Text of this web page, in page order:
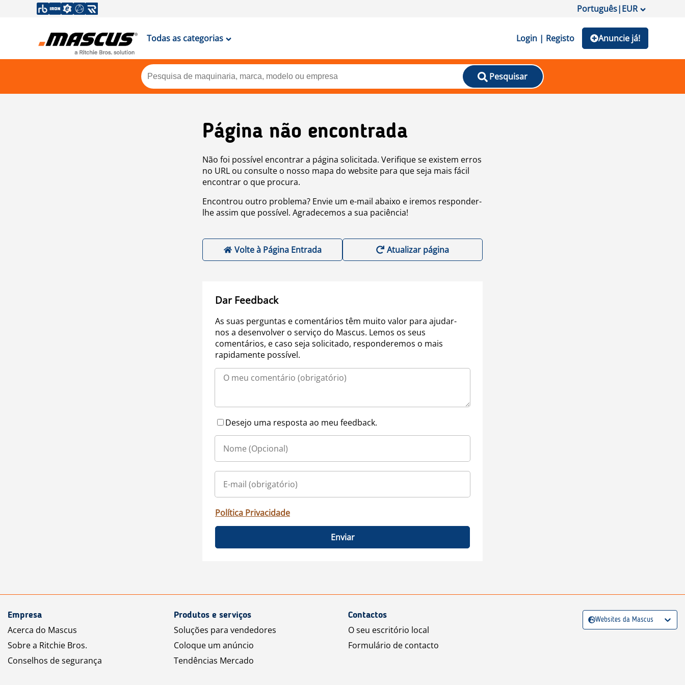
Português|EUR
Todas as categorias Login | Registo Anuncie já!
Pesquisar
Página não encontrada
Não foi possível encontrar a página solicitada. Verifique se existem erros
no URL ou consulte o nosso mapa do website para que seja mais fácil
encontrar o que procura.
Encontrou outro problema? Envie um e-mail abaixo e iremos responder-
lhe assim que possível. Agradecemos a sua paciência!
Volte à Página Entrada Atualizar página
Dar Feedback
As suas perguntas e comentários têm muito valor para ajudar-
nos a desenvolver o serviço do Mascus. Lemos os seus
comentários, e caso seja solicitado, responderemos o mais
rapidamente possível.
Desejo uma resposta ao meu feedback.
Política Privacidade
Enviar
Empresa
Acerca do Mascus
Sobre a Ritchie Bros.
Conselhos de segurança
Produtos e serviços
Soluções para vendedores
Coloque um anúncio
Tendências Mercado
Contactos
O seu escritório local
Formulário de contacto
Websites da Mascus